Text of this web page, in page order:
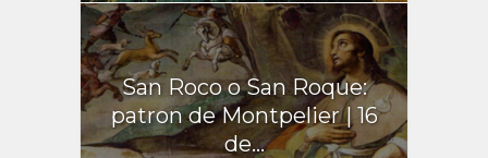
San Roco o San Roque:
patron de Montpelier | 16
de...